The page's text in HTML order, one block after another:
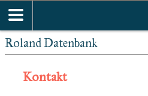
Roland Datenbank
Kontakt